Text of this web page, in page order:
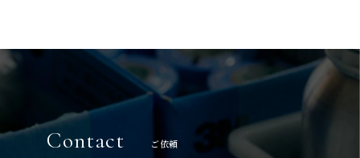
Contact ご依頼